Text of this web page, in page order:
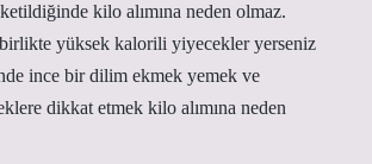
kilo alımına neden olmaz.
yüksek kalorili yiyecekler yerseniz
ince bir dilim ekmek yemek ve
dikkat etmek kilo alımına neden